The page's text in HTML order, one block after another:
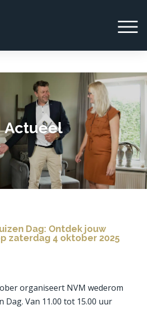
Actueel
Dag: Ontdek jouw
zaterdag 4 oktober 2025
organiseert NVM wederom
Dag. Van 11.00 tot 15.00 uur